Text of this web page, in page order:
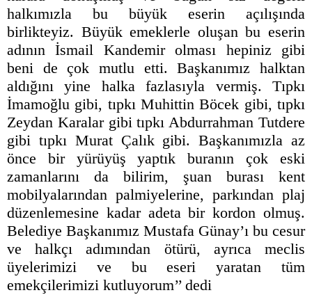
halkımızla bu büyük eserin açılışında
birlikteyiz. Büyük emeklerle oluşan bu eserin
adının İsmail Kandemir olması hepiniz gibi
beni de çok mutlu etti. Başkanımız halktan
aldığını yine halka fazlasıyla vermiş. Tıpkı
İmamoğlu gibi, tıpkı Muhittin Böcek gibi, tıpkı
Zeydan Karalar gibi tıpkı Abdurrahman Tutdere
gibi tıpkı Murat Çalık gibi. Başkanımızla az
önce bir yürüyüş yaptık buranın çok eski
zamanlarını da bilirim, şuan burası kent
mobilyalarından palmiyelerine, parkından plaj
düzenlemesine kadar adeta bir kordon olmuş.
Belediye Başkanımız Mustafa Günay’ı bu cesur
ve halkçı adımından ötürü, ayrıca meclis
üyelerimizi ve bu eseri yaratan tüm
emekçilerimizi kutluyorum’’ dedi